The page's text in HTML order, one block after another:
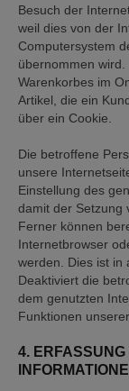
Besuch der
weil dies von der
Computersystem
übernommen
Warenkorbes im
Artikel, die ein
über ein Cookie.
Die betroffene
unsere
Einstellung des
damit der Setzung
Ferner können
Internetbrowser
werden. Dies ist in
Deaktiviert die
dem genutzten
Funktionen
4.